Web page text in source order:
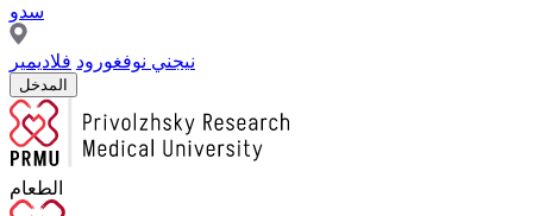
سدو
نيجني نوفغورود فلاديمير
المدخل
الطعام